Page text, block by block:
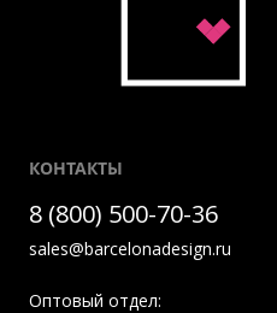
КОНТАКТЫ
8 (800) 500-70-36
sales@barcelonadesign.ru
Оптовый отдел: